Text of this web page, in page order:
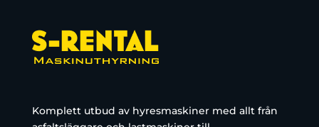
Komplett utbud av hyresmaskiner med allt från